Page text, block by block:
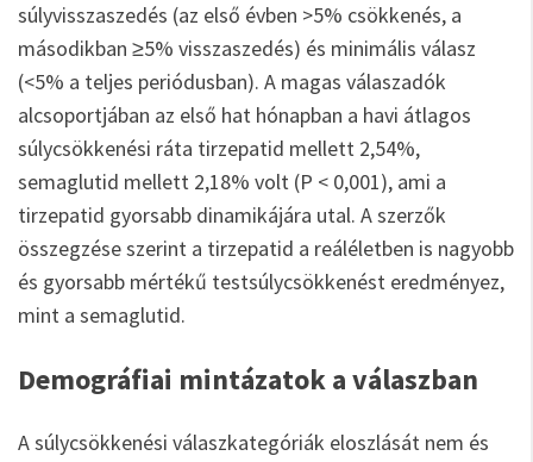
súlyvisszaszedés (az első évben >5% csökkenés, a
másodikban ≥5% visszaszedés) és minimális válasz
(<5% a teljes periódusban). A magas válaszadók
alcsoportjában az első hat hónapban a havi átlagos
súlycsökkenési ráta tirzepatid mellett 2,54%,
semaglutid mellett 2,18% volt (P < 0,001), ami a
tirzepatid gyorsabb dinamikájára utal. A szerzők
összegzése szerint a tirzepatid a reáléletben is nagyobb
és gyorsabb mértékű testsúlycsökkenést eredményez,
mint a semaglutid.
Demográfiai mintázatok a válaszban
A súlycsökkenési válaszkategóriák eloszlását nem és